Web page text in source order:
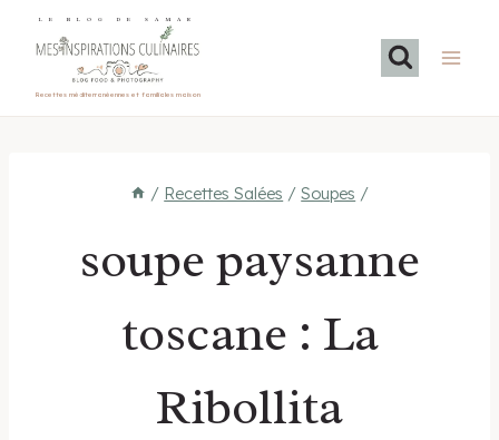
LE BLOG DE SAMAR
Recettes méditerranéennes et familiales maison
/ Recettes Salées / Soupes /
soupe paysanne
toscane : La
Ribollita